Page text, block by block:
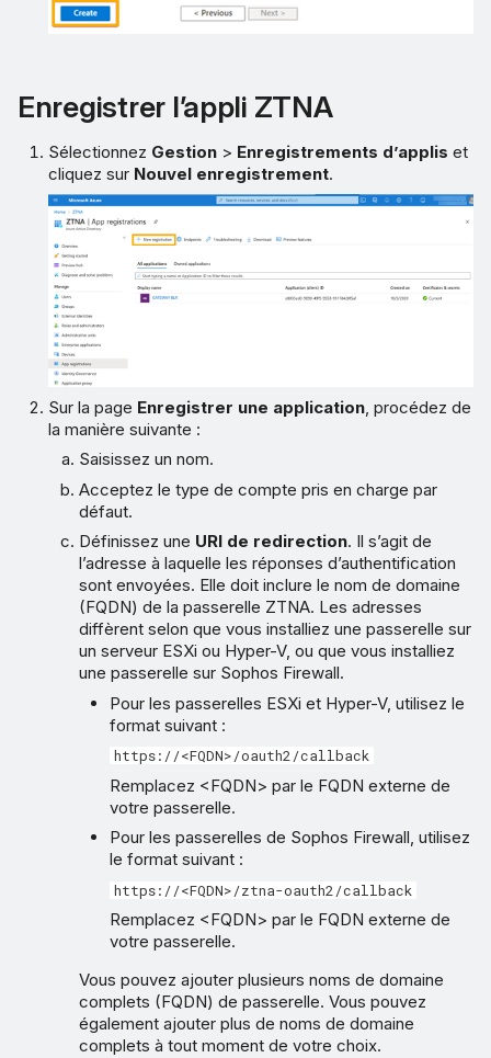
Enregistrer l’appli ZTNA
Sélectionnez Gestion > Enregistrements d’applis et
cliquez sur Nouvel enregistrement.
Sur la page Enregistrer une application , procédez de
la manière suivante :
Saisissez un nom.
Acceptez le type de compte pris en charge par
défaut.
Définissez une URI de redirection. Il s’agit de
l’adresse à laquelle les réponses d’authentification
sont envoyées. Elle doit inclure le nom de domaine
(FQDN) de la passerelle ZTNA. Les adresses
diffèrent selon que vous installiez une passerelle sur
un serveur ESXi ou Hyper-V, ou que vous installiez
une passerelle sur Sophos Firewall.
Pour les passerelles ESXi et Hyper-V, utilisez le
format suivant :
https://<FQDN>/oauth2/callback
Remplacez <FQDN> par le FQDN externe de
votre passerelle.
Pour les passerelles de Sophos Firewall, utilisez
le format suivant :
https://<FQDN>/ztna-oauth2/callback
Remplacez <FQDN> par le FQDN externe de
votre passerelle.
Vous pouvez ajouter plusieurs noms de domaine
complets (FQDN) de passerelle. Vous pouvez
également ajouter plus de noms de domaine
complets à tout moment de votre choix.